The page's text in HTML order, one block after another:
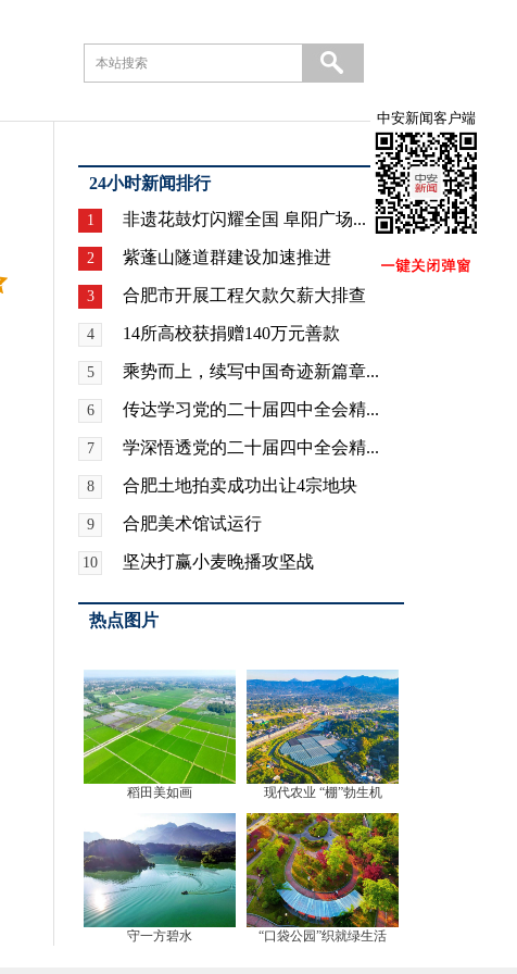
24小时新闻排行
1 非遗花鼓灯闪耀全国 阜阳广场...
2 紫蓬山隧道群建设加速推进
3 合肥市开展工程欠款欠薪大排查
4 14所高校获捐赠140万元善款
5 乘势而上，续写中国奇迹新篇章...
6 传达学习党的二十届四中全会精...
7 学深悟透党的二十届四中全会精...
8 合肥土地拍卖成功出让4宗地块
9 合肥美术馆试运行
10 坚决打赢小麦晚播攻坚战
热点图片
稻田美如画 现代农业 “棚”勃生机
守一方碧水 “口袋公园”织就绿生活
中安新闻客户端